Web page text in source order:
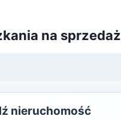
na sprzedaż
nieruchomość